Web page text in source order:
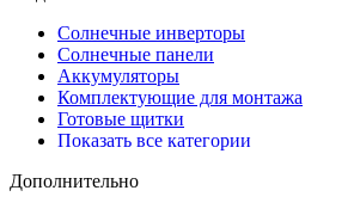
Солнечные инверторы
Солнечные панели
Аккумуляторы
Комплектующие для монтажа
Готовые щитки
Показать все категории
Дополнительно